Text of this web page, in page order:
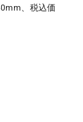
、税込価